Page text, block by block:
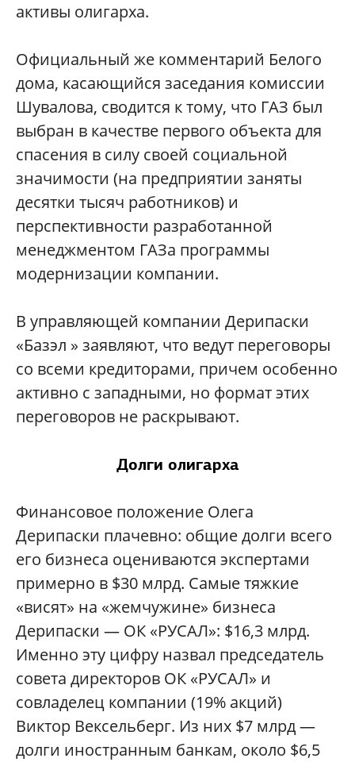
активы олигарха.
Официальный же комментарий Белого
дома, касающийся заседания комиссии
Шувалова, сводится к тому, что ГАЗ был
выбран в качестве первого объекта для
спасения в силу своей социальной
значимости (на предприятии заняты
десятки тысяч работников) и
перспективности разработанной
менеджментом ГАЗа программы
модернизации компании.
В управляющей компании Дерипаски
«Базэл » заявляют, что ведут переговоры
со всеми кредиторами, причем особенно
активно с западными, но формат этих
переговоров не раскрывают.
Долги олигарха
Финансовое положение Олега
Дерипаски плачевно: общие долги всего
его бизнеса оцениваются экспертами
примерно в $30 млрд. Самые тяжкие
«висят» на «жемчужине» бизнеса
Дерипаски — ОК «РУСАЛ»: $16,3 млрд.
Именно эту цифру назвал председатель
совета директоров ОК «РУСАЛ» и
совладелец компании (19% акций)
Виктор Вексельберг. Из них $7 млрд —
долги иностранным банкам, около $6,5